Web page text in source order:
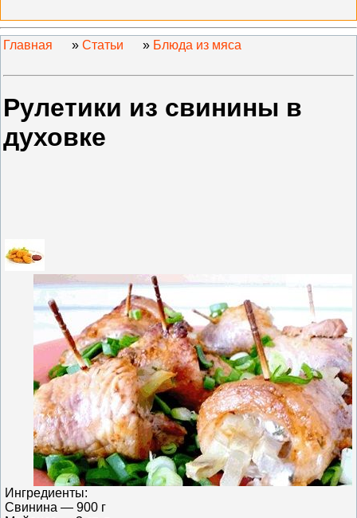
Главная » Статьи » Блюда из мяса
Рулетики из свинины в
духовке
Ингредиенты:
Свинина — 900 г